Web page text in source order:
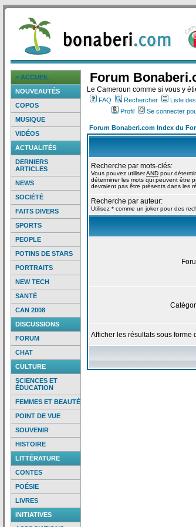
> ACCUEIL
NOUVEAUTÉS
COPOS
MUSIQUE
VIDÉOS
ACTUALITÉS
DERNIERS
ARTICLES
NEWS
SOCIÉTÉ
FAITS DIVERS
SPORTS
PEOPLE
POTINS DE STARS
PORTRAITS
NEW TECH
SANTÉ
CAN 2008
DISCUSSIONS
FORUM
CHAT
CULTURE
SCIENCES ET
ÉDUCATION
FEMMES ET BEAUTÉ
POINT DE VUE
SOUVENIR
HISTOIRE
LITTÉRATURE
CONTES
POÉSIE
LIVRES
INITIATIVES
Forum
Le Cameroun comme si vous y
FAQ Rechercher Liste
Profil
Se connecter
Forum Bonaberi.com Index du
Recherche par mots-clés:
Vous pouvez utiliserAND pour
déterminer les mots qui peuvent être
devraient pas être présents dans les
Recherche par auteur:
Utilisez * comme un joker pour des
Afficher les résultats sous forme